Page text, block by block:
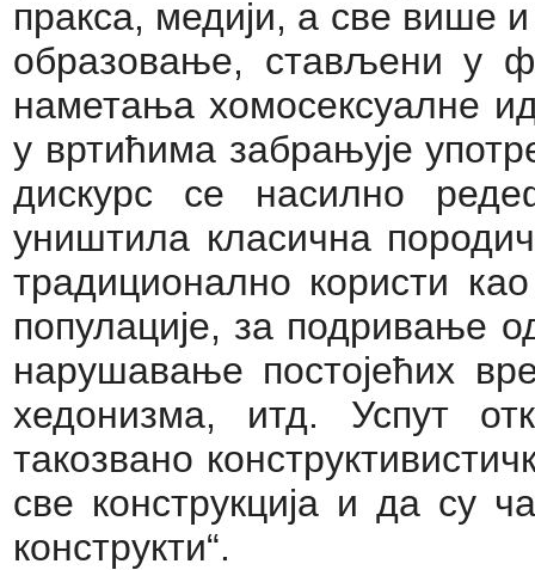
пракса, медији, а све више
образовање, стављени у
наметања хомосексуалне
у вртићима забрањује
дискурс се насилно
уништила класична
традиционално користи
популације, за подривање
нарушавање постојећих
хедонизма, итд. Успут
такозвано
све конструкција и да су
конструкти“.